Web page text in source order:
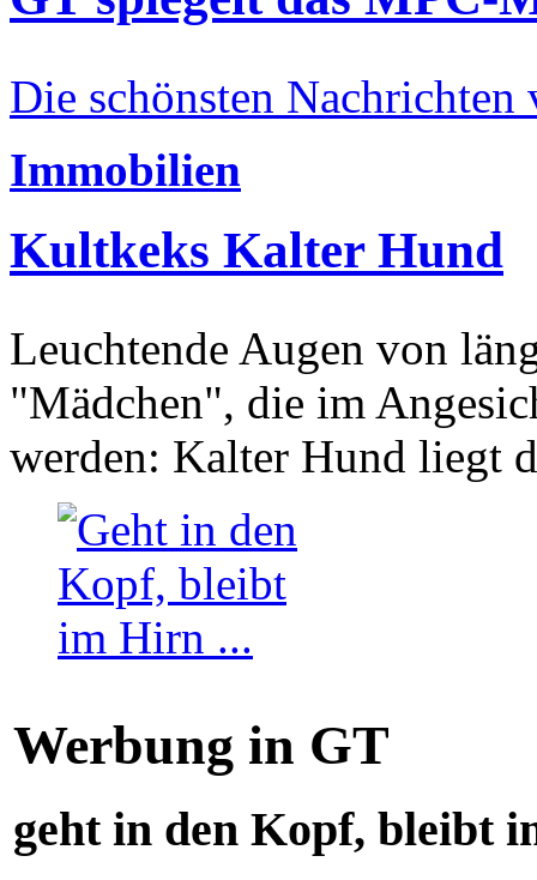
Die schönsten Nachrichten
Immobilien
Kultkeks Kalter Hund
Leuchtende Augen von
"Mädchen", die im
werden: Kalter Hund liegt
Werbung in GT
geht in den Kopf, bleibt